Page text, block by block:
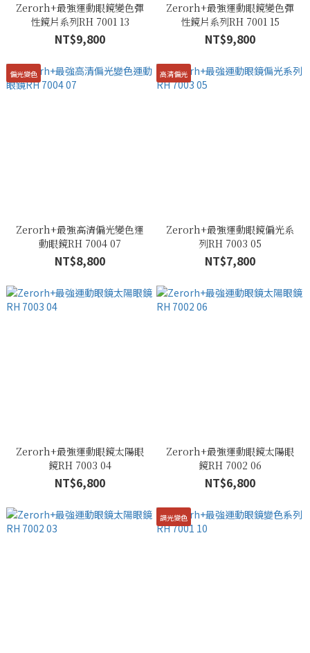
Zerorh+最強運動眼鏡變色彈
性鏡片系列RH 7001 13
NT$9,800
Zerorh+最強運動眼鏡變色彈
性鏡片系列RH 7001 15
NT$9,800
偏光變色
Zerorh+最強高清偏光變色運
動眼鏡RH 7004 07
NT$8,800
高清偏光
Zerorh+最強運動眼鏡偏光系
列RH 7003 05
NT$7,800
Zerorh+最強運動眼鏡太陽眼
鏡RH 7003 04
NT$6,800
Zerorh+最強運動眼鏡太陽眼
鏡RH 7002 06
NT$6,800
調光變色